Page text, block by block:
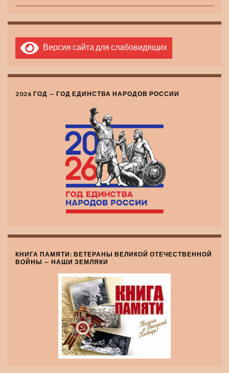
Версия сайта для слабовидящих
2026 ГОД — ГОД ЕДИНСТВА НАРОДОВ РОССИИ
КНИГА ПАМЯТИ: ВЕТЕРАНЫ ВЕЛИКОЙ ОТЕЧЕСТВЕННОЙ
ВОЙНЫ — НАШИ ЗЕМЛЯКИ